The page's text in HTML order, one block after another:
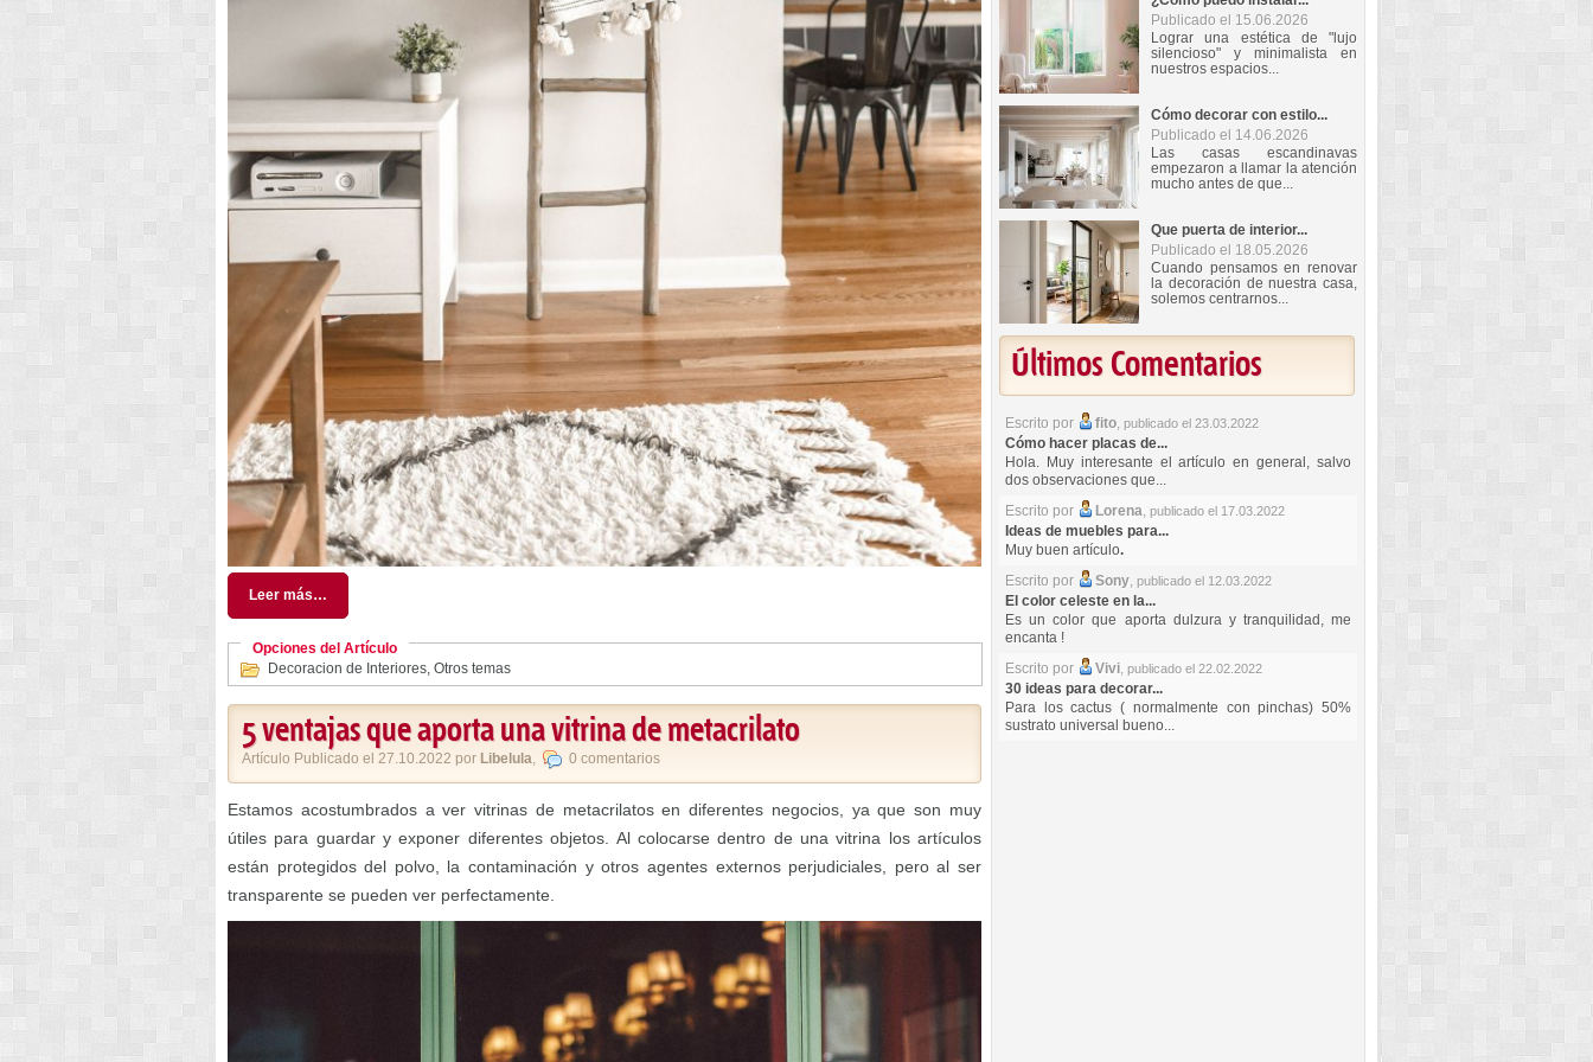
Leer más…
Opciones del Artículo
Decoracion de Interiores, Otros temas
5 ventajas que aporta una vitrina de metacrilato
Artículo Publicado el 27.10.2022 por Libelula, 0 comentarios
Estamos acostumbrados a ver vitrinas de metacrilatos en diferentes negocios, ya que son muy
útiles para guardar y exponer diferentes objetos. Al colocarse dentro de una vitrina los artículos
están protegidos del polvo, la contaminación y otros agentes externos perjudiciales, pero al ser
transparente se pueden ver perfectamente.
Publicado el 15.06.2026
Lograr una estética de "lujo
silencioso" y minimalista en
nuestros espacios...
Cómo decorar con estilo...
Publicado el 14.06.2026
Las casas escandinavas
empezaron a llamar la atención
mucho antes de que...
Que puerta de interior...
Publicado el 18.05.2026
Cuando pensamos en renovar
la decoración de nuestra casa,
solemos centrarnos...
Últimos Comentarios
Escrito por fito, publicado el 23.03.2022
Cómo hacer placas de...
Hola. Muy interesante el artículo en general, salvo
dos observaciones que...
Escrito por
Lorena, publicado el 17.03.2022
Ideas de muebles para...
Muy buen artículo.
Escrito por
Sony, publicado el 12.03.2022
El color celeste en la...
Es un color que aporta dulzura y tranquilidad, me
encanta !
Escrito por
Vivi, publicado el 22.02.2022
30 ideas para decorar...
Para los cactus ( normalmente con pinchas) 50%
sustrato universal bueno...